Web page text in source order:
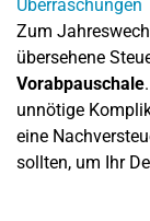
Zum
übersehene
Vorabpauschale
unnötige
eine
sollten, um Ihr